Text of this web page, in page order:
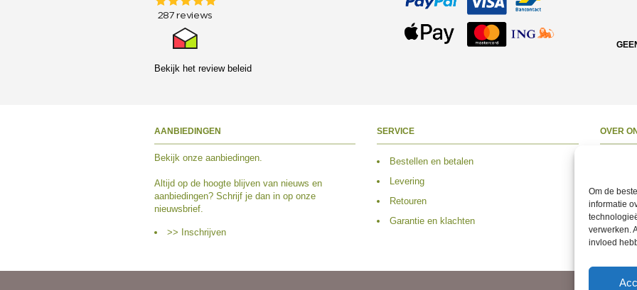
Om de
informatie
verwerken.
invloed
Bekijk het review beleid
AANBIEDINGEN
Bekijk onze aanbiedingen.
Altijd op de hoogte blijven van nieuws en
aanbiedingen? Schrijf je dan in op onze
nieuwsbrief.
>> Inschrijven
SERVICE
Bestellen en betalen
Levering
Retouren
Garantie en klachten
OVER
Volg